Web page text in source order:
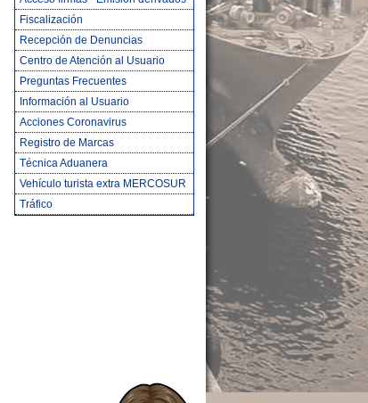
Fiscalización
Recepción de Denuncias
Centro de Atención al Usuario
Preguntas Frecuentes
Información al Usuario
Acciones Coronavirus
Registro de Marcas
Técnica Aduanera
Vehículo turista extra MERCOSUR
Tráfico